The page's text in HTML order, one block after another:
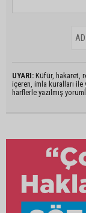
UYARI: Küfür, hakaret,
içeren, imla kuralları ile
harflerle yazılmış